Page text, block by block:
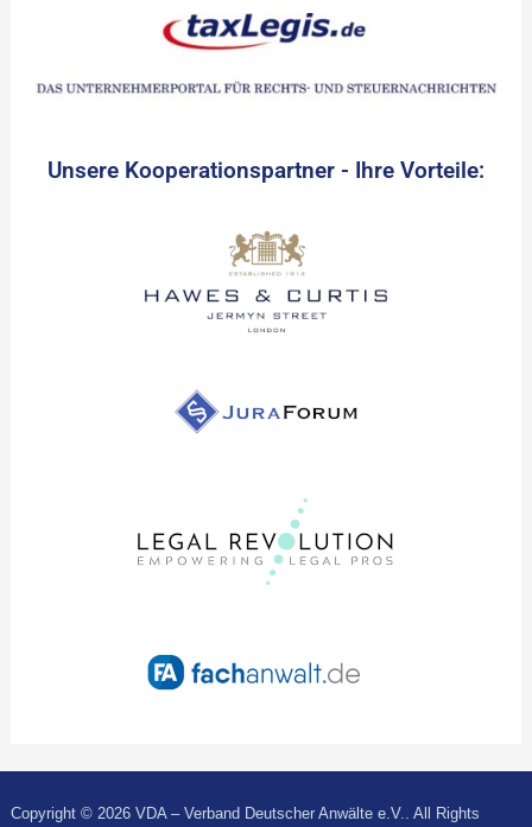
Unsere Kooperationspartner - Ihre Vorteile:
Copyright © 2026 VDA – Verband Deutscher Anwälte e.V.. All Rights